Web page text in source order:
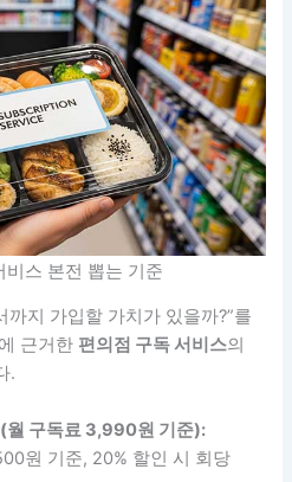
비스 본전 뽑는 기준
까지 가입할 가치가 있을까?”를
근거한 편의점 구독 서비스의
.
월 구독료 3,990원 기준):
원 기준, 20% 할인 시 회당